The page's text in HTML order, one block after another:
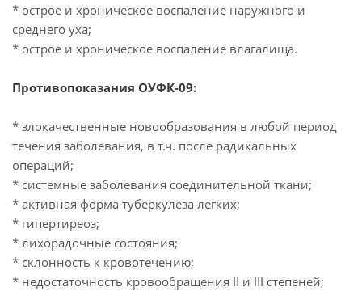
* острое и хроническое воспаление наружного и
среднего уха;
* острое и хроническое воспаление влагалища.
Противопоказания ОУФК-09:
* злокачественные новообразования в любой период
течения заболевания, в т.ч. после радикальных
операций;
* системные заболевания соединительной ткани;
* активная форма туберкулеза легких;
* гипертиреоз;
* лихорадочные состояния;
* склонность к кровотечению;
* недостаточность кровообращения II и III степеней;